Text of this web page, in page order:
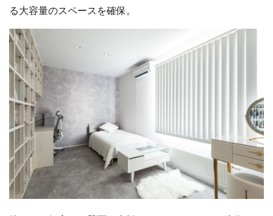
る大容量のスペースを確保。